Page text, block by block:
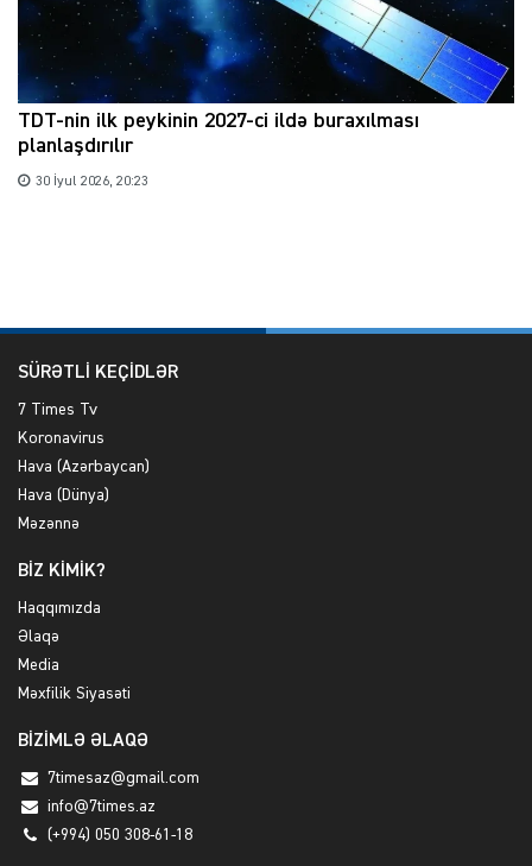
TDT-nin ilk peykinin 2027-ci ildə buraxılması
planlaşdırılır
30 İyul 2026, 20:23
SÜRƏTLİ KEÇİDLƏR
7 Times Tv
Koronavirus
Hava (Azərbaycan)
Hava (Dünya)
Məzənnə
BİZ KİMİK?
Haqqımızda
Əlaqə
Media
Məxfilik Siyasəti
BİZİMLƏ ƏLAQƏ
7timesaz@gmail.com
info@7times.az
(+994) 050 308-61-18